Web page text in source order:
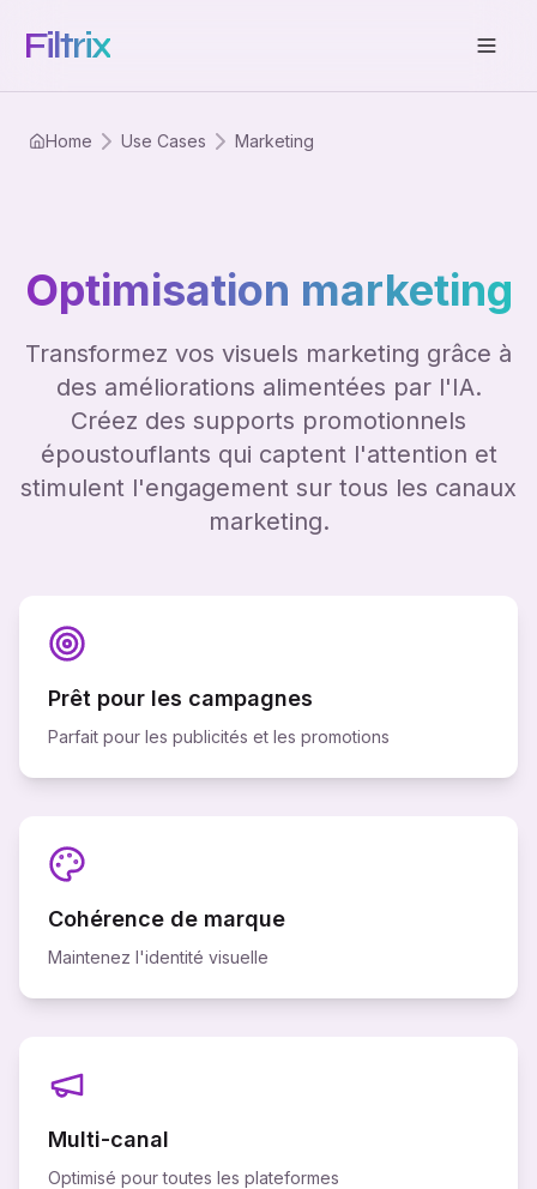
Filtrix
Home Use Cases Marketing
Optimisation marketing
Transformez vos visuels marketing grâce à
des améliorations alimentées par l'IA.
Créez des supports promotionnels
époustouflants qui captent l'attention et
stimulent l'engagement sur tous les canaux
marketing.
Prêt pour les campagnes
Parfait pour les publicités et les promotions
Cohérence de marque
Maintenez l'identité visuelle
Multi-canal
Optimisé pour toutes les plateformes